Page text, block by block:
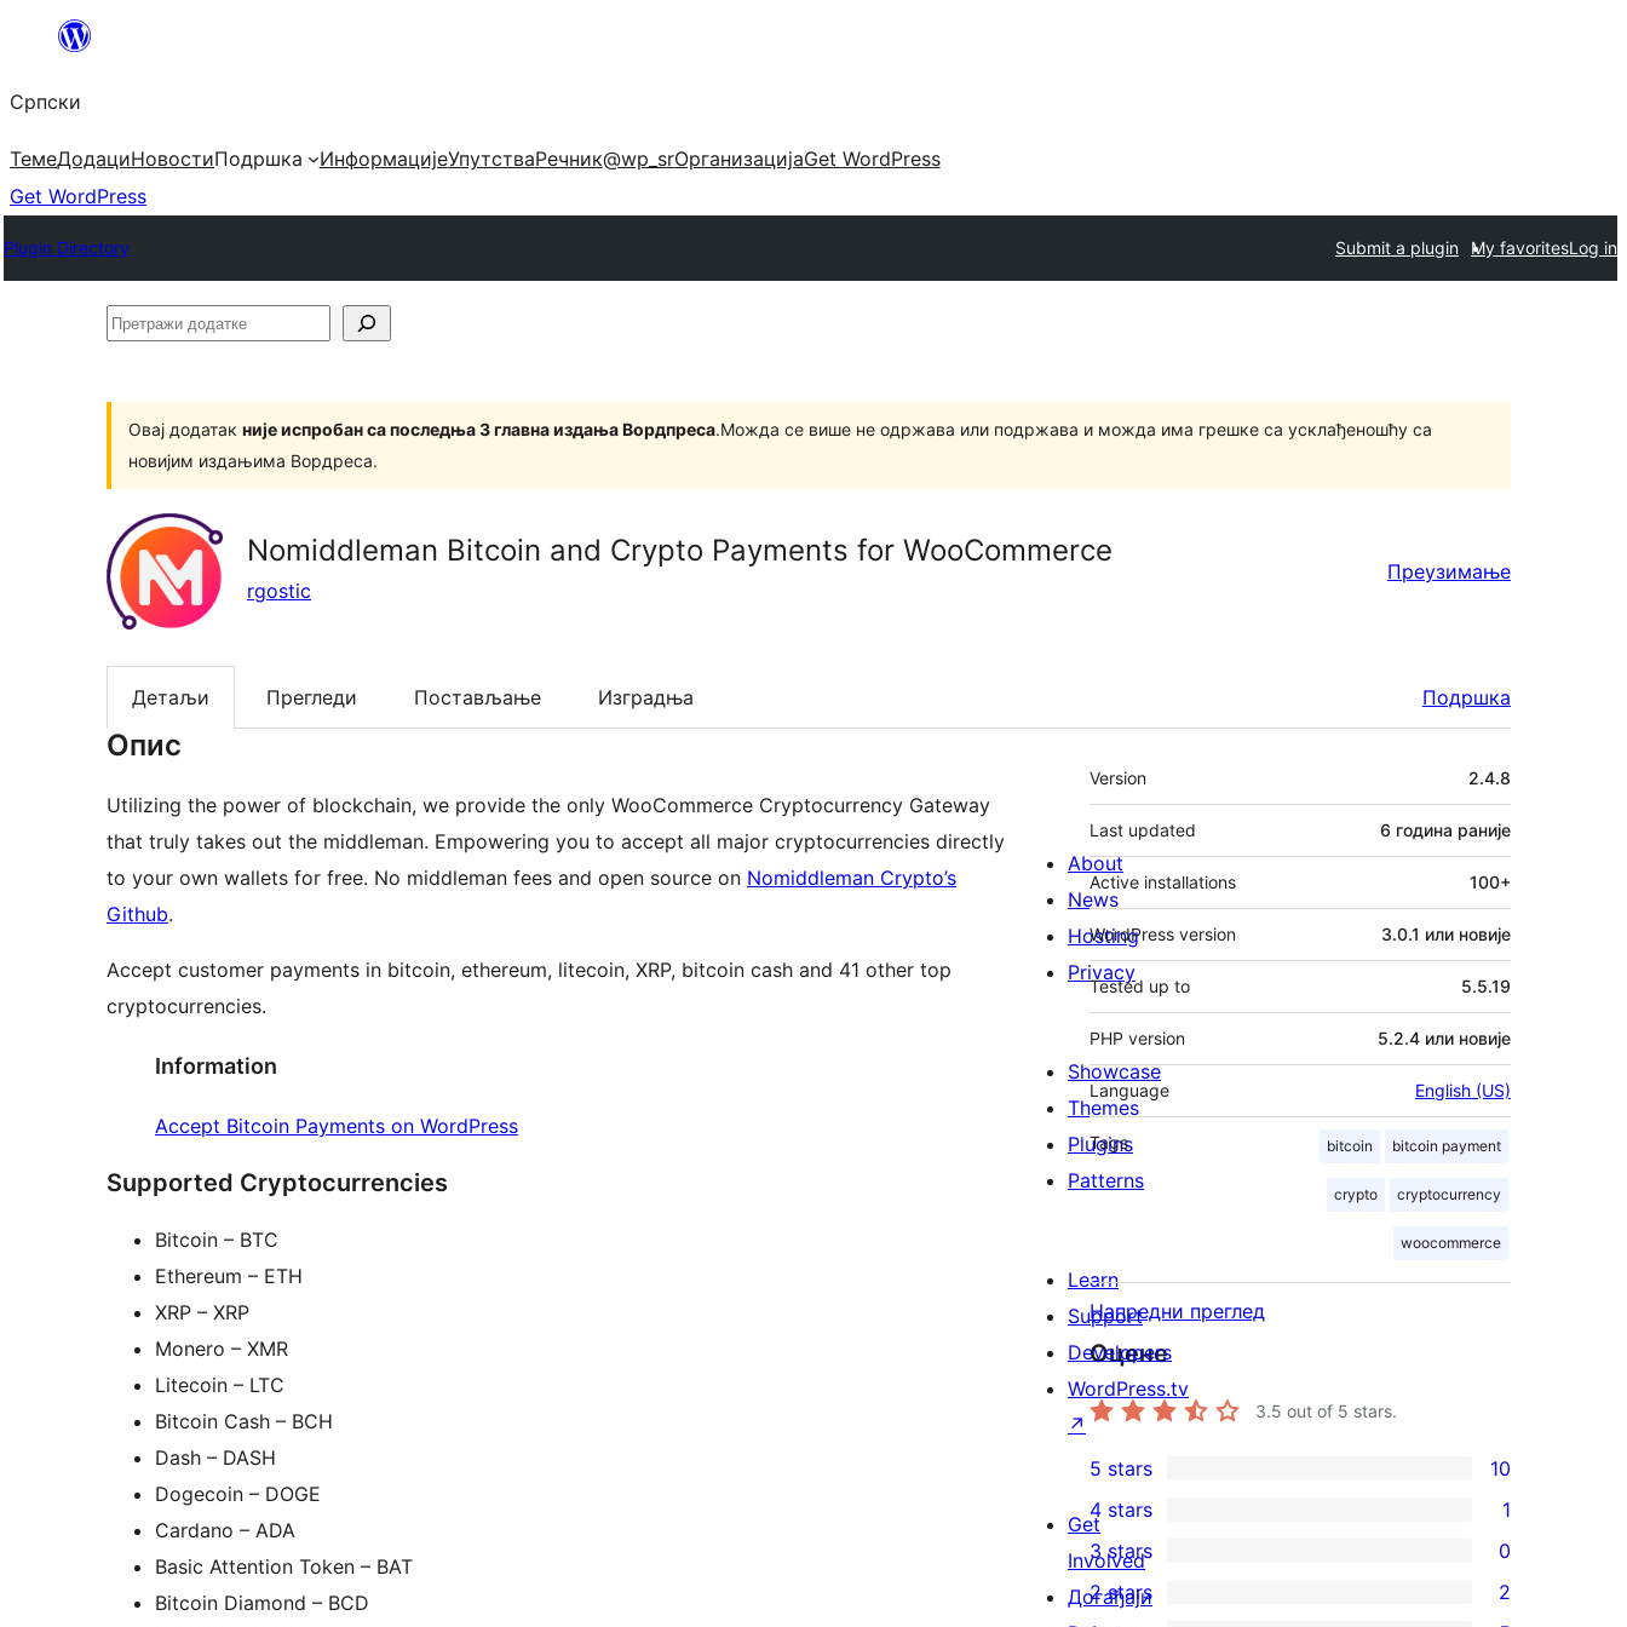
Скочи
садржај
Српски
ТемеДодациНовостиПодршка ИнформацијеУпутстваРечник@wp_srОрганизацијаGet WordPress
Get WordPress
Plugin Directory Submit a plugin My favoritesLog in
Претражи
Овај додатак није испробан са последња 3 главна издања Вордпреса.Можда се више не одржава или подржава и можда има грешке са усклађеношћу са
новијим издањима Вордреса.
Nomiddleman Bitcoin and Crypto Payments for WooCommerce
rgostic
Преузимање
Детаљи Прегледи Постављање Изградња Подршка
Опис
Utilizing the power of blockchain, we provide the only WooCommerce Cryptocurrency Gateway
that truly takes out the middleman. Empowering you to accept all major cryptocurrencies directly
to your own wallets for free. No middleman fees and open source on Nomiddleman Crypto’s
Github.
Accept customer payments in bitcoin, ethereum, litecoin, XRP, bitcoin cash and 41 other top
cryptocurrencies.
Information
Accept Bitcoin Payments on WordPress
Supported Cryptocurrencies
Bitcoin – BTC
Ethereum – ETH
XRP – XRP
Monero – XMR
Litecoin – LTC
Bitcoin Cash – BCH
Dash – DASH
Dogecoin – DOGE
Cardano – ADA
Basic Attention Token – BAT
Bitcoin Diamond – BCD
Мета
Version 2.4.8
Last updated 6 година раније
Active installations 100+
WordPress version 3.0.1 или новије
Tested up to 5.5.19
PHP version 5.2.4 или новије
Language English (US)
Tags bitcoin bitcoin payment
crypto cryptocurrency
woocommerce
Напредни преглед
Оцене
3.5 out of 5 stars.
10
5-
star
reviews
5 stars 10
1
4-
star
4 stars 1
0
3-
3 stars 0
2
2 stars 2
About
News
Hosting
Privacy
Showcase
Themes
Plugins
Patterns
Learn
Support
Developers
WordPress.tv
↗
Get
Involved
Догађаји